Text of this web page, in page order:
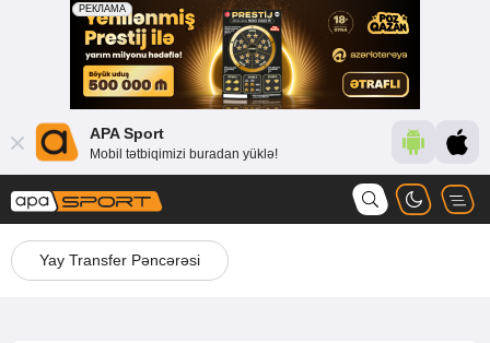
APA Sport
Mobil tətbiqimizi buradan yüklə!
Yay Transfer Pəncərəsi